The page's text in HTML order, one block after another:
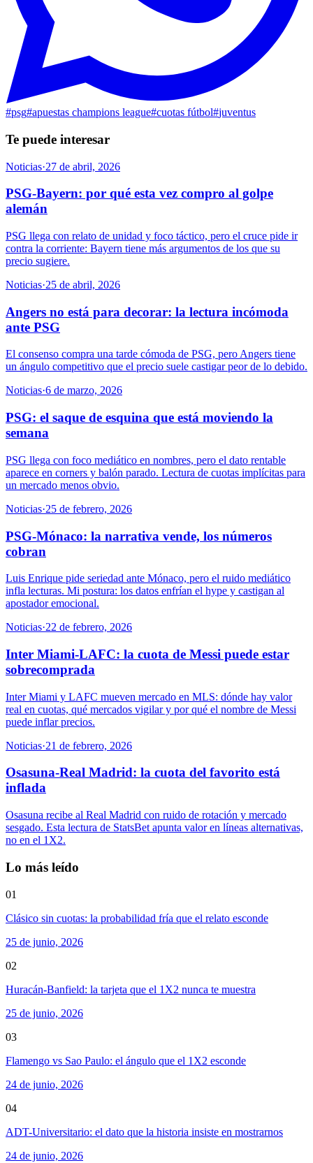
#psg#apuestas champions league#cuotas fútbol#juventus
Te puede interesar
Noticias·27 de abril, 2026
PSG-Bayern: por qué esta vez compro al golpe
alemán
PSG llega con relato de unidad y foco táctico, pero el cruce pide ir
contra la corriente: Bayern tiene más argumentos de los que su
precio sugiere.
Noticias·25 de abril, 2026
Angers no está para decorar: la lectura incómoda
ante PSG
El consenso compra una tarde cómoda de PSG, pero Angers tiene
un ángulo competitivo que el precio suele castigar peor de lo debido.
Noticias·6 de marzo, 2026
PSG: el saque de esquina que está moviendo la
semana
PSG llega con foco mediático en nombres, pero el dato rentable
aparece en corners y balón parado. Lectura de cuotas implícitas para
un mercado menos obvio.
Noticias·25 de febrero, 2026
PSG-Mónaco: la narrativa vende, los números
cobran
Luis Enrique pide seriedad ante Mónaco, pero el ruido mediático
infla lecturas. Mi postura: los datos enfrían el hype y castigan al
apostador emocional.
Noticias·22 de febrero, 2026
Inter Miami-LAFC: la cuota de Messi puede estar
sobrecomprada
Inter Miami y LAFC mueven mercado en MLS: dónde hay valor
real en cuotas, qué mercados vigilar y por qué el nombre de Messi
puede inflar precios.
Noticias·21 de febrero, 2026
Osasuna-Real Madrid: la cuota del favorito está
inflada
Osasuna recibe al Real Madrid con ruido de rotación y mercado
sesgado. Esta lectura de StatsBet apunta valor en líneas alternativas,
no en el 1X2.
Lo más leído
01
Clásico sin cuotas: la probabilidad fría que el relato esconde
25 de junio, 2026
02
Huracán-Banfield: la tarjeta que el 1X2 nunca te muestra
25 de junio, 2026
03
Flamengo vs Sao Paulo: el ángulo que el 1X2 esconde
24 de junio, 2026
04
ADT-Universitario: el dato que la historia insiste en mostrarnos
24 de junio, 2026